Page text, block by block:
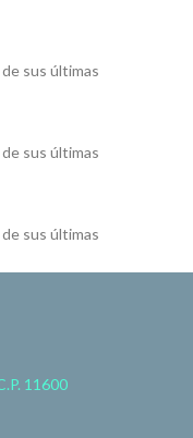
sus últimas
sus últimas
sus últimas
11600